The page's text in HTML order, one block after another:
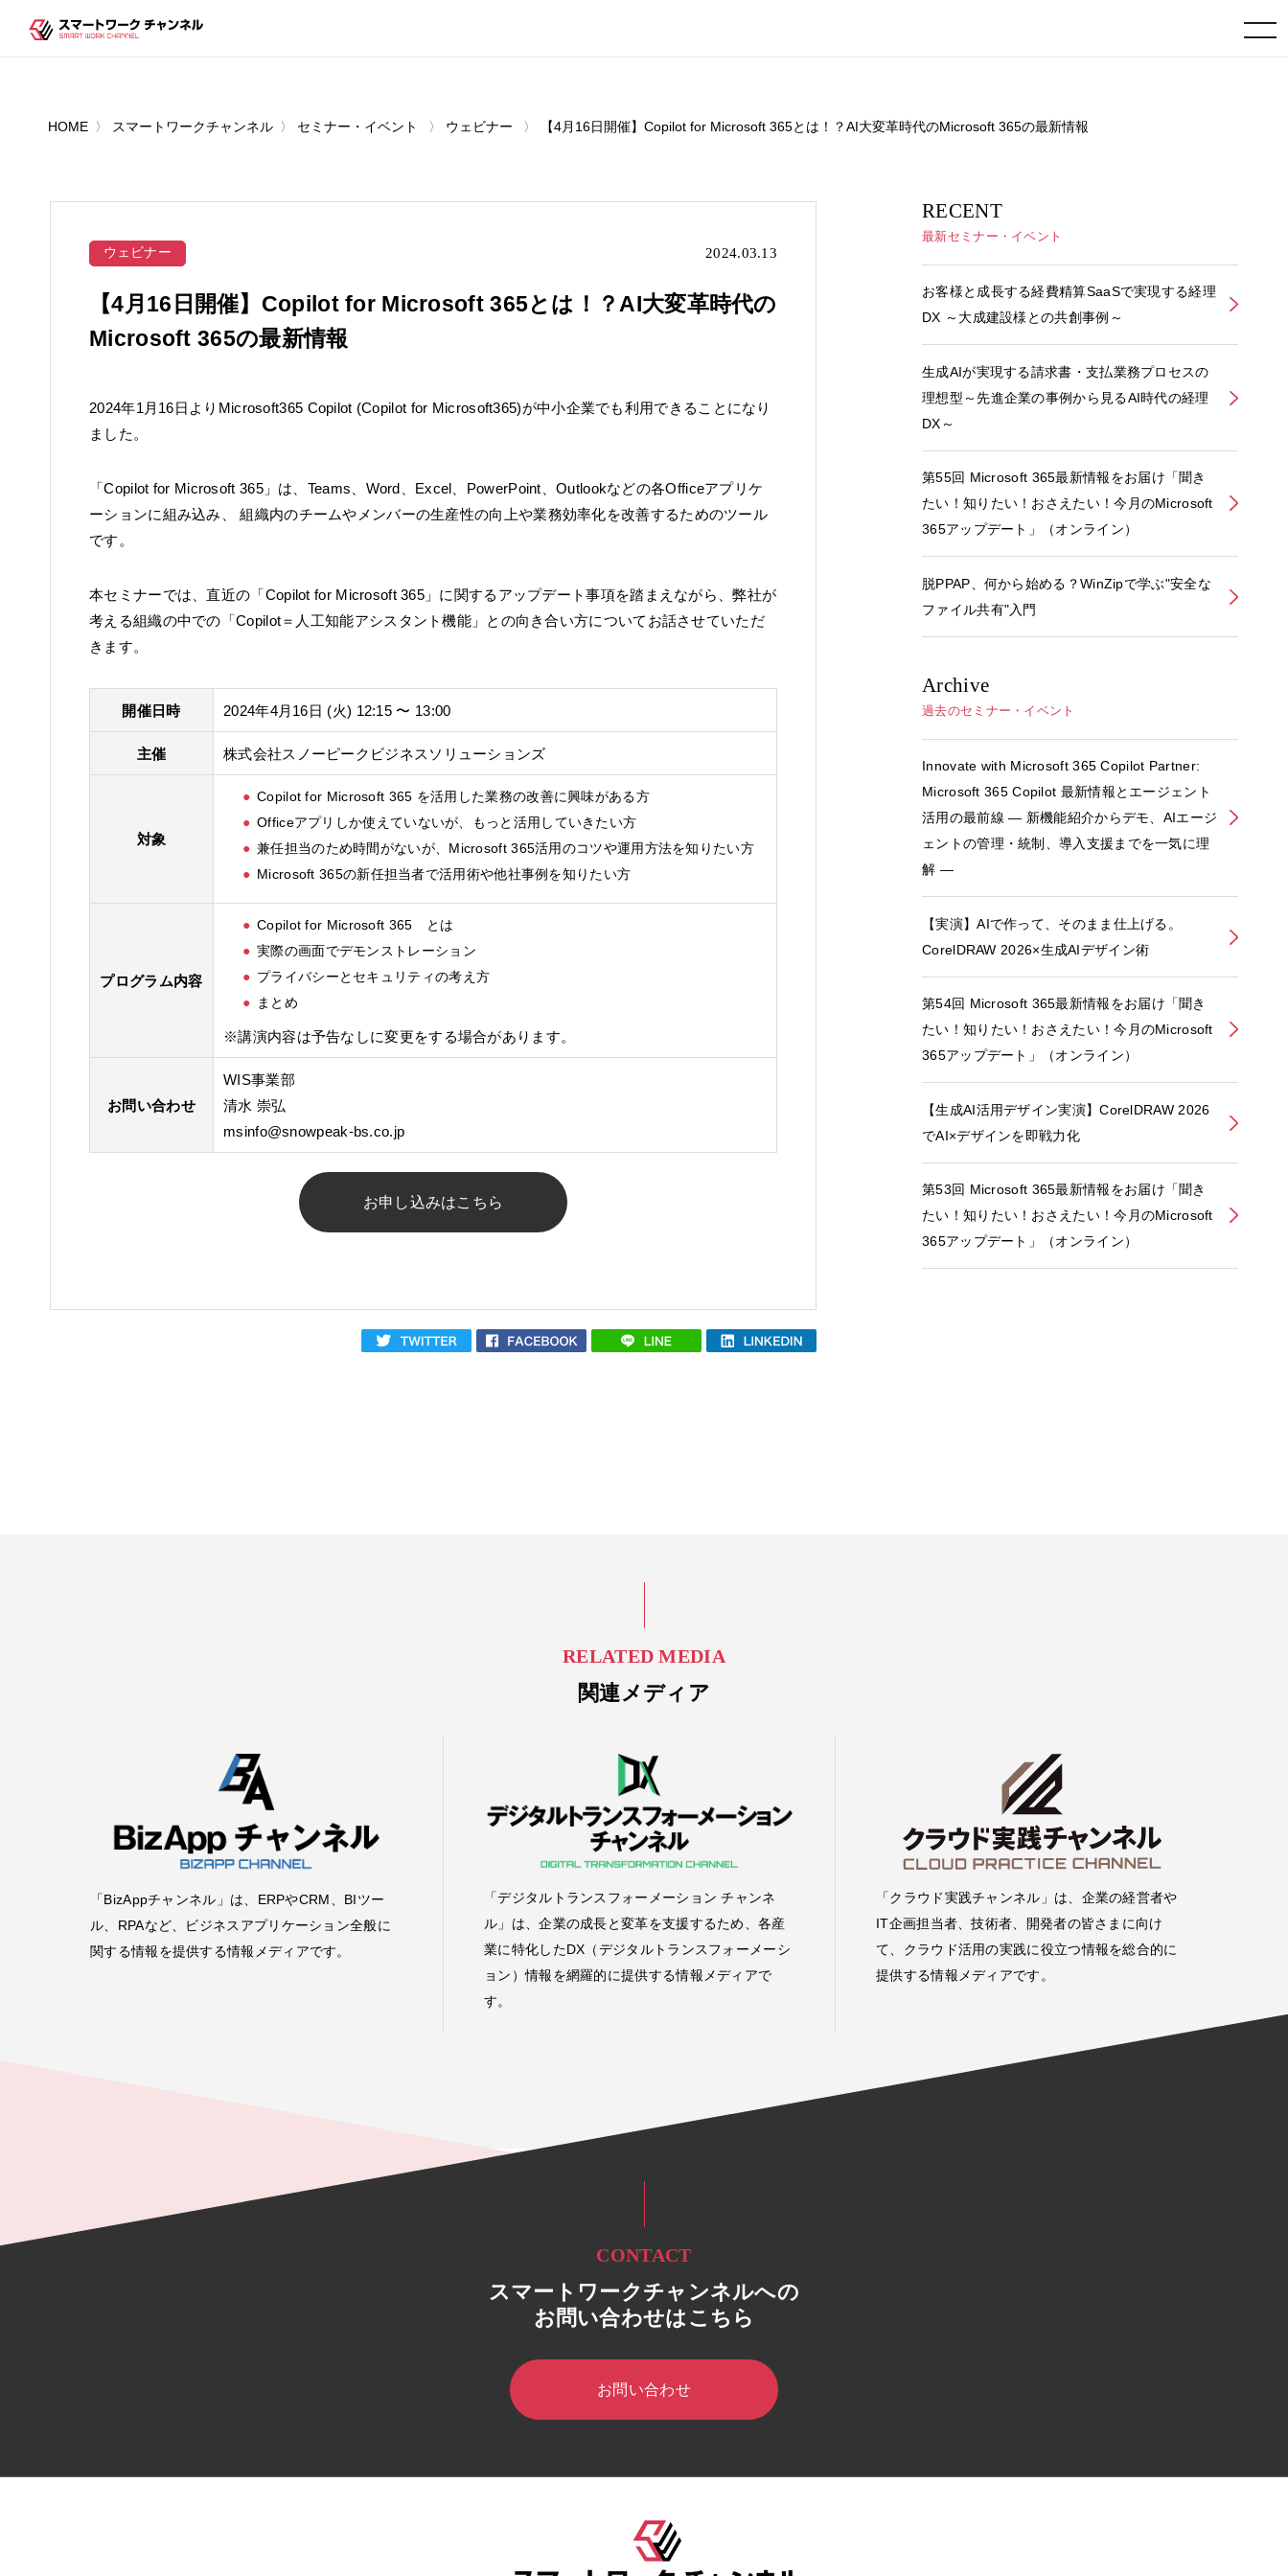
toggle navigation
HOME スマートワークチャンネル セミナー・イベント ウェビナー 【4月16日開催】Copilot for Microsoft 365とは！？AI大変革時代のMicrosoft 365の最新情報
ウェビナー 2024.03.13
【4月16日開催】Copilot for Microsoft 365とは！？AI大変革時代の
Microsoft 365の最新情報
2024年1月16日よりMicrosoft365 Copilot (Copilot for Microsoft365)が中小企業でも利用できることになり
ました。
「Copilot for Microsoft 365」は、Teams、Word、Excel、PowerPoint、Outlookなどの各Officeアプリケ
ーションに組み込み、 組織内のチームやメンバーの生産性の向上や業務効率化を改善するためのツール
です。
本セミナーでは、直近の「Copilot for Microsoft 365」に関するアップデート事項を踏まえながら、弊社が
考える組織の中での「Copilot＝人工知能アシスタント機能」との向き合い方についてお話させていただ
きます。
開催日時 2024年4月16日 (火) 12:15 〜 13:00
主催 株式会社スノーピークビジネスソリューションズ
対象
Copilot for Microsoft 365 を活用した業務の改善に興味がある方
Officeアプリしか使えていないが、もっと活用していきたい方
兼任担当のため時間がないが、Microsoft 365活用のコツや運用方法を知りたい方
Microsoft 365の新任担当者で活用術や他社事例を知りたい方
プログラム内容
Copilot for Microsoft 365 とは
実際の画面でデモンストレーション
プライバシーとセキュリティの考え方
まとめ
※講演内容は予告なしに変更をする場合があります。
お問い合わせ
WIS事業部
清水 崇弘
msinfo@snowpeak-bs.co.jp
お申し込みはこちら
RECENT
最新セミナー・イベント
お客様と成長する経費精算SaaSで実現する経理
DX ～大成建設様との共創事例～
生成AIが実現する請求書・支払業務プロセスの
理想型～先進企業の事例から見るAI時代の経理
DX～
第55回 Microsoft 365最新情報をお届け「聞き
たい！知りたい！おさえたい！今月のMicrosoft
365アップデート」（オンライン）
脱PPAP、何から始める？WinZipで学ぶ"安全な
ファイル共有"入門
Archive
過去のセミナー・イベント
Innovate with Microsoft 365 Copilot Partner:
Microsoft 365 Copilot 最新情報とエージェント
活用の最前線 ― 新機能紹介からデモ、AIエージ
ェントの管理・統制、導入支援までを一気に理
解 ―
【実演】AIで作って、そのまま仕上げる。
CorelDRAW 2026×生成AIデザイン術
第54回 Microsoft 365最新情報をお届け「聞き
たい！知りたい！おさえたい！今月のMicrosoft
365アップデート」（オンライン）
【生成AI活用デザイン実演】CorelDRAW 2026
でAI×デザインを即戦力化
第53回 Microsoft 365最新情報をお届け「聞き
たい！知りたい！おさえたい！今月のMicrosoft
365アップデート」（オンライン）
RELATED MEDIA
関連メディア
「BizAppチャンネル」は、ERPやCRM、BIツー
ル、RPAなど、ビジネスアプリケーション全般に
関する情報を提供する情報メディアです。
「デジタルトランスフォーメーション チャンネ
ル」は、企業の成長と変革を支援するため、各産
業に特化したDX（デジタルトランスフォーメーシ
ョン）情報を網羅的に提供する情報メディアで
す。
「クラウド実践チャンネル」は、企業の経営者や
IT企画担当者、技術者、開発者の皆さまに向け
て、クラウド活用の実践に役立つ情報を総合的に
提供する情報メディアです。
CONTACT
スマートワークチャンネルへの
お問い合わせはこちら
お問い合わせ